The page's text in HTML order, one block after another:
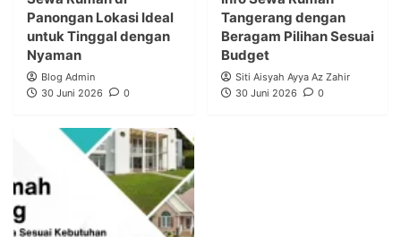
Panongan Lokasi Ideal
untuk Tinggal dengan
Nyaman
Blog Admin
30 Juni 2026
0
Tangerang dengan
Beragam Pilihan Sesuai
Budget
Siti Aisyah Ayya Az Zahir
30 Juni 2026
0